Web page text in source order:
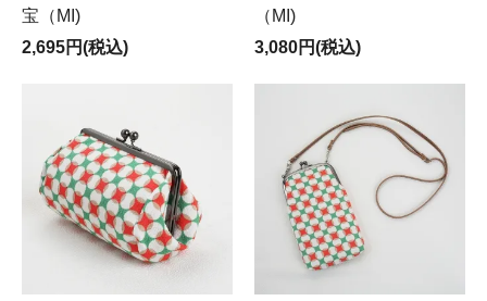
宝（MI)
2,695円(税込)
（MI)
3,080円(税込)